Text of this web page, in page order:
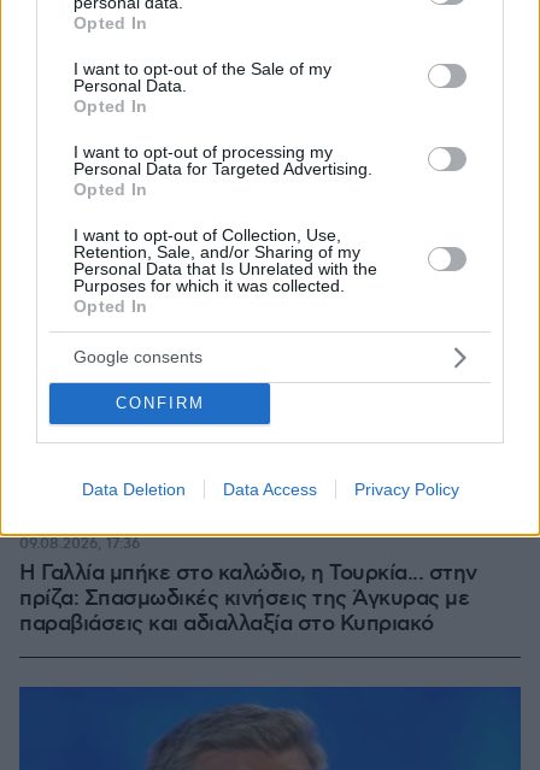
grant or deny consent to Google and its third-party tags to
use your data for below specified purposes in below Google
consent section.
Opted In
I want to opt-out of the Sale of my
Personal Data.
Opted In
I want to opt-out of processing my
Personal Data for Targeted Advertising.
Opted In
I want to opt-out of Collection, Use,
Retention, Sale, and/or Sharing of my
Personal Data that Is Unrelated with the
Purposes for which it was collected.
Opted In
Google consents
CONFIRM
Data Deletion Data Access Privacy Policy
Η Γαλλία μπήκε στο καλώδιο, η Τουρκία... στην
πρίζα: Σπασμωδικές κινήσεις της Άγκυρας με
παραβιάσεις και αδιαλλαξία στο Κυπριακό
09.08.2026, 17:36